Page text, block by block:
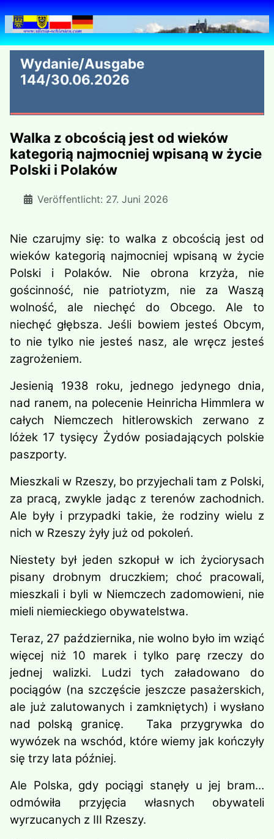
Wydanie/Ausgabe
144/30.06.2026
Walka z obcością jest od wieków
kategorią najmocniej wpisaną w życie
Polski i Polaków
Veröffentlicht: 27. Juni 2026
Nie czarujmy się: to walka z obcością jest od
wieków kategorią najmocniej wpisaną w życie
Polski i Polaków. Nie obrona krzyża, nie
gościnność, nie patriotyzm, nie za Waszą
wolność, ale niechęć do Obcego. Ale to
niechęć głębsza. Jeśli bowiem jesteś Obcym,
to nie tylko nie jesteś nasz, ale wręcz jesteś
zagrożeniem.
Jesienią 1938 roku, jednego jedynego dnia,
nad ranem, na polecenie Heinricha Himmlera w
całych Niemczech hitlerowskich zerwano z
lóżek 17 tysięcy Żydów posiadających polskie
paszporty.
Mieszkali w Rzeszy, bo przyjechali tam z Polski,
za pracą, zwykle jadąc z terenów zachodnich.
Ale były i przypadki takie, że rodziny wielu z
nich w Rzeszy żyły już od pokoleń.
Niestety był jeden szkopuł w ich życiorysach
pisany drobnym druczkiem; choć pracowali,
mieszkali i byli w Niemczech zadomowieni, nie
mieli niemieckiego obywatelstwa.
Teraz, 27 października, nie wolno było im wziąć
więcej niż 10 marek i tylko parę rzeczy do
jednej walizki. Ludzi tych załadowano do
pociągów (na szczęście jeszcze pasażerskich,
ale już zalutowanych i zamkniętych) i wysłano
nad polską granicę. Taka przygrywka do
wywózek na wschód, które wiemy jak kończyły
się trzy lata później.
Ale Polska, gdy pociągi stanęły u jej bram…
odmówiła przyjęcia własnych obywateli
wyrzucanych z III Rzeszy.